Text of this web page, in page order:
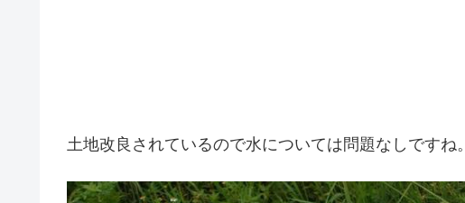
土地改良されているので水については問題なしですね。